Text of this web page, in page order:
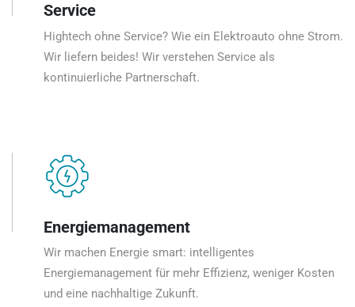
Service
Hightech ohne Service? Wie ein Elektroauto ohne Strom.
Wir liefern beides! Wir verstehen Service als
kontinuierliche Partnerschaft.
Energiemanagement
Wir machen Energie smart: intelligentes
Energiemanagement für mehr Effizienz, weniger Kosten
und eine nachhaltige Zukunft.